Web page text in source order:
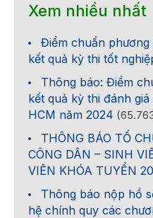
Xem nhiều nhất
Điểm chuẩn
kết quả kỳ thi tốt
Thông báo: Điểm
kết quả kỳ thi đánh
HCM năm 2024
THÔNG BÁO TỔ
CÔNG DÂN – SINH
VIÊN KHÓA TUYỂN
Thông báo nộp hồ
hệ chính quy các